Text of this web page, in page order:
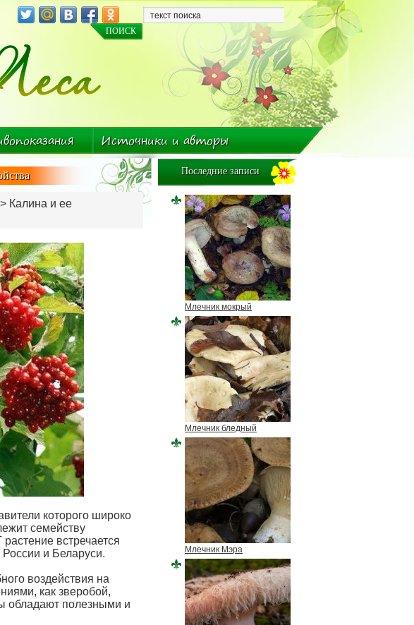
растение
Источники и авторы
> Калина и ее
которого широко
семейству
встречается
и Беларуси.
воздействия на
как зверобой,
обладают полезными и
Последние записи
Млечник мокрый
Млечник бледный
Млечник Мэра